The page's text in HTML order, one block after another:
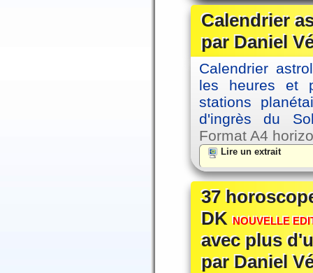
Calendrier
par Daniel
Calendrier
les heures et
stations
d'ingrès du
Format A4
Lire un extrait
37
DKNOUVELLE
avec plus
par Daniel